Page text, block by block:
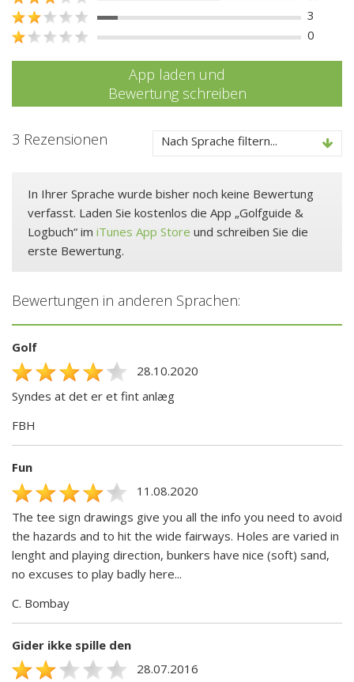
3
0
App laden und
Bewertung schreiben
3 Rezensionen Nach Sprache filtern...
In Ihrer Sprache wurde bisher noch keine Bewertung
verfasst. Laden Sie kostenlos die App „Golfguide &
Logbuch“ im iTunes App Store und schreiben Sie die
erste Bewertung.
Bewertungen in anderen Sprachen:
Golf
28.10.2020
Syndes at det er et fint anlæg
FBH
Fun
11.08.2020
The tee sign drawings give you all the info you need to avoid
the hazards and to hit the wide fairways. Holes are varied in
lenght and playing direction, bunkers have nice (soft) sand,
no excuses to play badly here...
C. Bombay
Gider ikke spille den
28.07.2016